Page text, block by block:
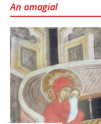
An omagial